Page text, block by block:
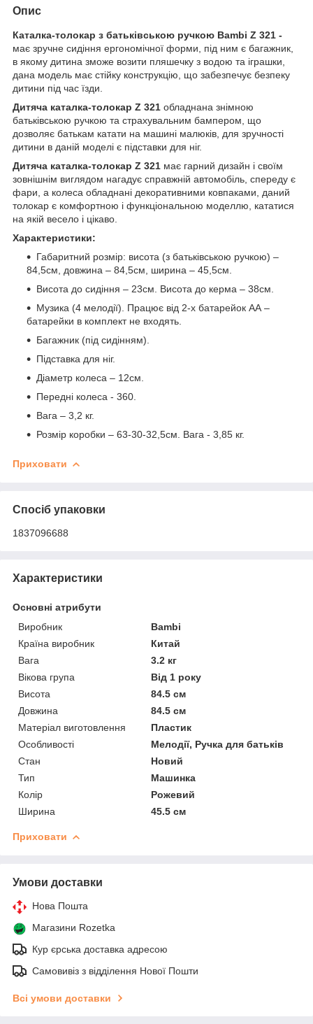
Опис
Каталка-толокар з батьківською ручкою Bambi Z 321 -
має зручне сидіння ергономічної форми, під ним є багажник,
в якому дитина зможе возити пляшечку з водою та іграшки,
дана модель має стійку конструкцію, що забезпечує безпеку
дитини під час їзди.
Дитяча каталка-толокар Z 321 обладнана знімною
батьківською ручкою та страхувальним бампером, що
дозволяє батькам катати на машині малюків, для зручності
дитини в даній моделі є підставки для ніг.
Дитяча каталка-толокар Z 321 має гарний дизайн і своїм
зовнішнім виглядом нагадує справжній автомобіль, спереду є
фари, а колеса обладнані декоративними ковпаками, даний
толокар є комфортною і функціональною моделлю, кататися
на якій весело і цікаво.
Характеристики:
Габаритний розмір: висота (з батьківською ручкою) –
84,5см, довжина – 84,5см, ширина – 45,5см.
Висота до сидіння – 23см. Висота до керма – 38см.
Музика (4 мелодії). Працює від 2-х батарейок АА –
батарейки в комплект не входять.
Багажник (під сидінням).
Підставка для ніг.
Діаметр колеса – 12см.
Передні колеса - 360.
Вага – 3,2 кг.
Розмір коробки – 63-30-32,5см. Вага - 3,85 кг.
Приховати
Спосіб упаковки
1837096688
Характеристики
Основні атрибути
Виробник
Bambi
Країна виробник
Китай
Вага
3.2 кг
Вікова група
Від 1 року
Висота
84.5 см
Довжина
84.5 см
Матеріал виготовлення
Пластик
Особливості
Мелодії, Ручка для батьків
Стан
Новий
Тип
Машинка
Колір
Рожевий
Ширина
45.5 см
Приховати
Умови доставки
Нова Пошта
Магазини Rozetka
Кур єрська доставка адресою
Самовивіз з відділення Нової Пошти
Всі умови доставки